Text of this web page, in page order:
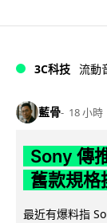
3C科技 流動
藍骨 18 小時
Sony 傳
舊款規格
最近有爆料指